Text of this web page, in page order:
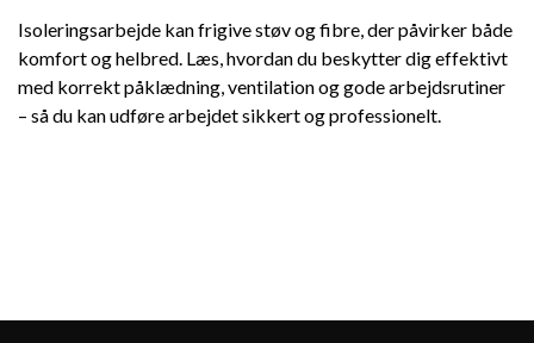
Isoleringsarbejde kan frigive støv og fibre, der påvirker både
komfort og helbred. Læs, hvordan du beskytter dig effektivt
med korrekt påklædning, ventilation og gode arbejdsrutiner
– så du kan udføre arbejdet sikkert og professionelt.